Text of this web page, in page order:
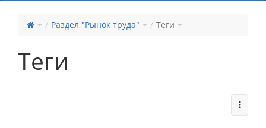
Раздел "Рынок труда" Теги
Теги